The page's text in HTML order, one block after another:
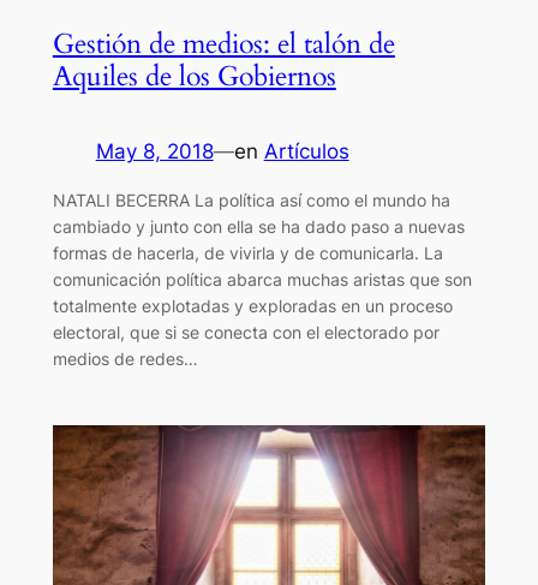
Gestión de medios: el talón de
Aquiles de los Gobiernos
May 8, 2018—en Artículos
NATALI BECERRA La política así como el mundo ha
cambiado y junto con ella se ha dado paso a nuevas
formas de hacerla, de vivirla y de comunicarla. La
comunicación política abarca muchas aristas que son
totalmente explotadas y exploradas en un proceso
electoral, que si se conecta con el electorado por
medios de redes…